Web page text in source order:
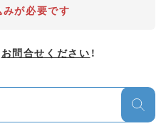
みが必要です
お問合せください ！